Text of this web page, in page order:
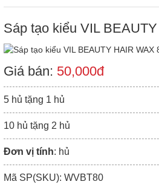
Sáp tạo kiểu VIL
Giá bán: 50,000đ
5 hủ tặng 1 hủ
10 hủ tặng 2 hủ
Đơn vị tính: hủ
Mã SP(SKU): WVBT80